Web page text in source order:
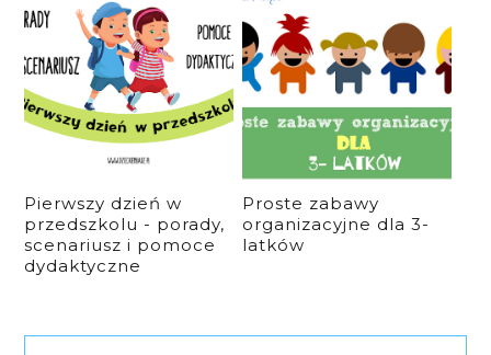
Pierwszy dzień w
przedszkolu - porady,
scenariusz i pomoce
dydaktyczne
Proste zabawy
organizacyjne dla 3-
latków